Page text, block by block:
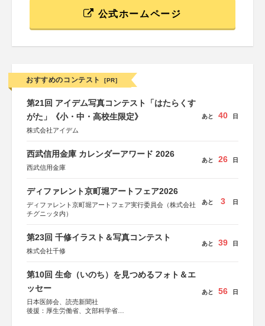
公式ホームページ
おすすめのコンテスト [PR]
第21回 アイデム写真コンテスト「はたらくす
がた」《小・中・高校生限定》
株式会社アイデム
あと 40 日
西武信用金庫 カレンダーアワード 2026
西武信用金庫
あと 26 日
ディファレント京町堀アートフェア2026
ディファレント京町堀アートフェア実行委員会（株式会社
チグニッタ内）
あと 3 日
第23回 千修イラスト＆写真コンテスト
株式会社千修
あと 39 日
第10回 生命（いのち）を見つめるフォト＆エ
ッセー
日本医師会、読売新聞社
後援：厚生労働省、文部科学省
あと 56 日